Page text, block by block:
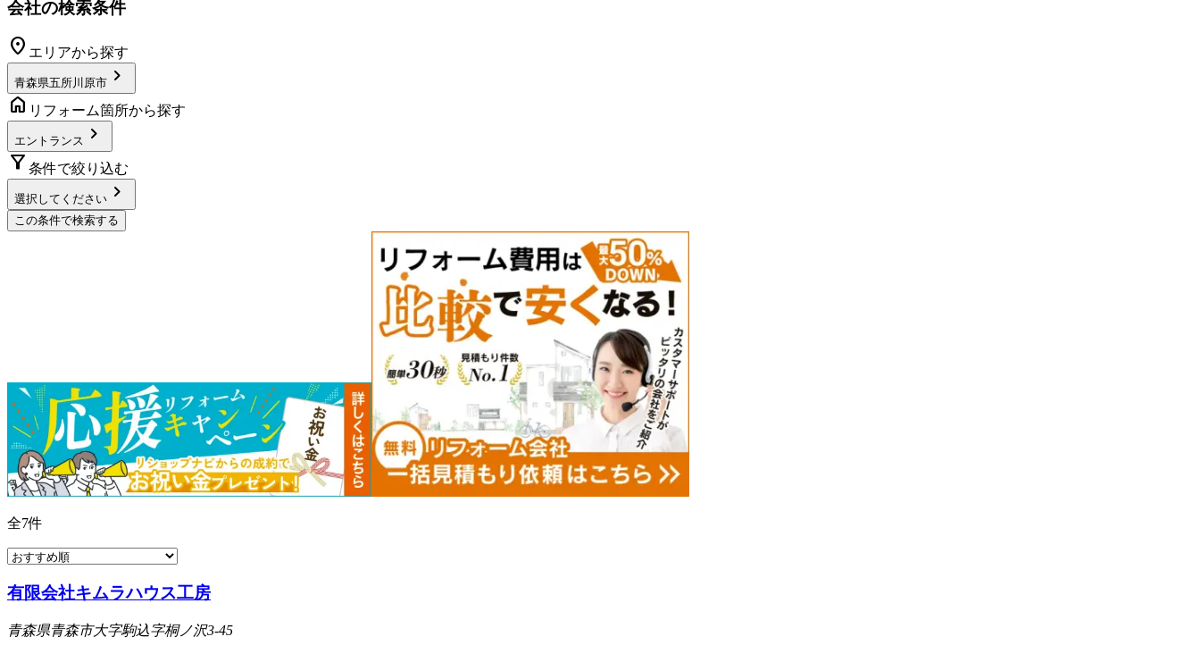
会社の検索条件
location_on エリアから探す
青森県五所川原市 chevron_right
home リフォーム箇所から探す
エントランス chevron_right
filter_alt 条件で絞り込む
選択してください chevron_right
この条件で検索する
全7件
有限会社キムラハウス工房
青森県青森市大字駒込字桐ノ沢3-45